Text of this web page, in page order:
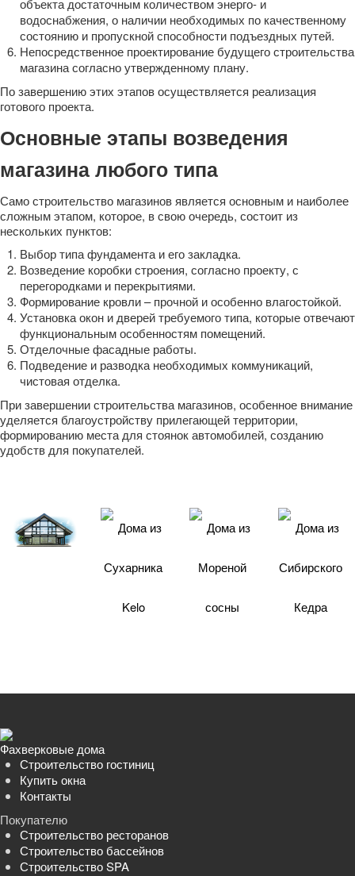
объекта достаточным количеством энерго- и
водоснабжения, о наличии необходимых по качественному
состоянию и пропускной способности подъездных путей.
Непосредственное проектирование будущего строительства
магазина согласно утвержденному плану.
По завершению этих этапов осуществляется реализация
готового проекта.
Основные этапы возведения
магазина любого типа
Само строительство магазинов является основным и наиболее
сложным этапом, которое, в свою очередь, состоит из
нескольких пунктов:
Выбор типа фундамента и его закладка.
Возведение коробки строения, согласно проекту, с
перегородками и перекрытиями.
Формирование кровли – прочной и особенно влагостойкой.
Установка окон и дверей требуемого типа, которые отвечают
функциональным особенностям помещений.
Отделочные фасадные работы.
Подведение и разводка необходимых коммуникаций,
чистовая отделка.
При завершении строительства магазинов, особенное внимание
уделяется благоустройству прилегающей территории,
формированию места для стоянок автомобилей, созданию
удобств для покупателей.
Фахверковые дома
Строительство гостиниц
Купить окна
Контакты
Покупателю
Строительство ресторанов
Строительство бассейнов
Строительство SPA